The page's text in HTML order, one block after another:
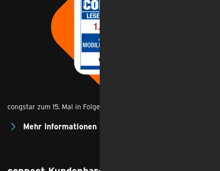
congstar zum 15. Mal in Folge Gewinner der connect Leserwahl.
Mehr Informationen